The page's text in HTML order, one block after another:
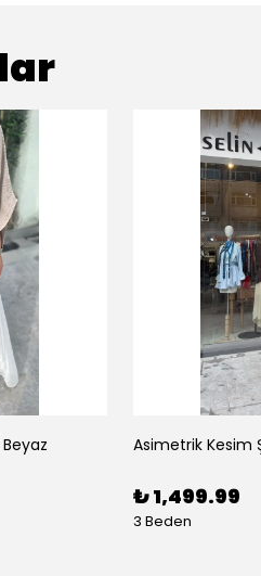
Asimetrik Kesim
₺ 1,499.99
3 Beden